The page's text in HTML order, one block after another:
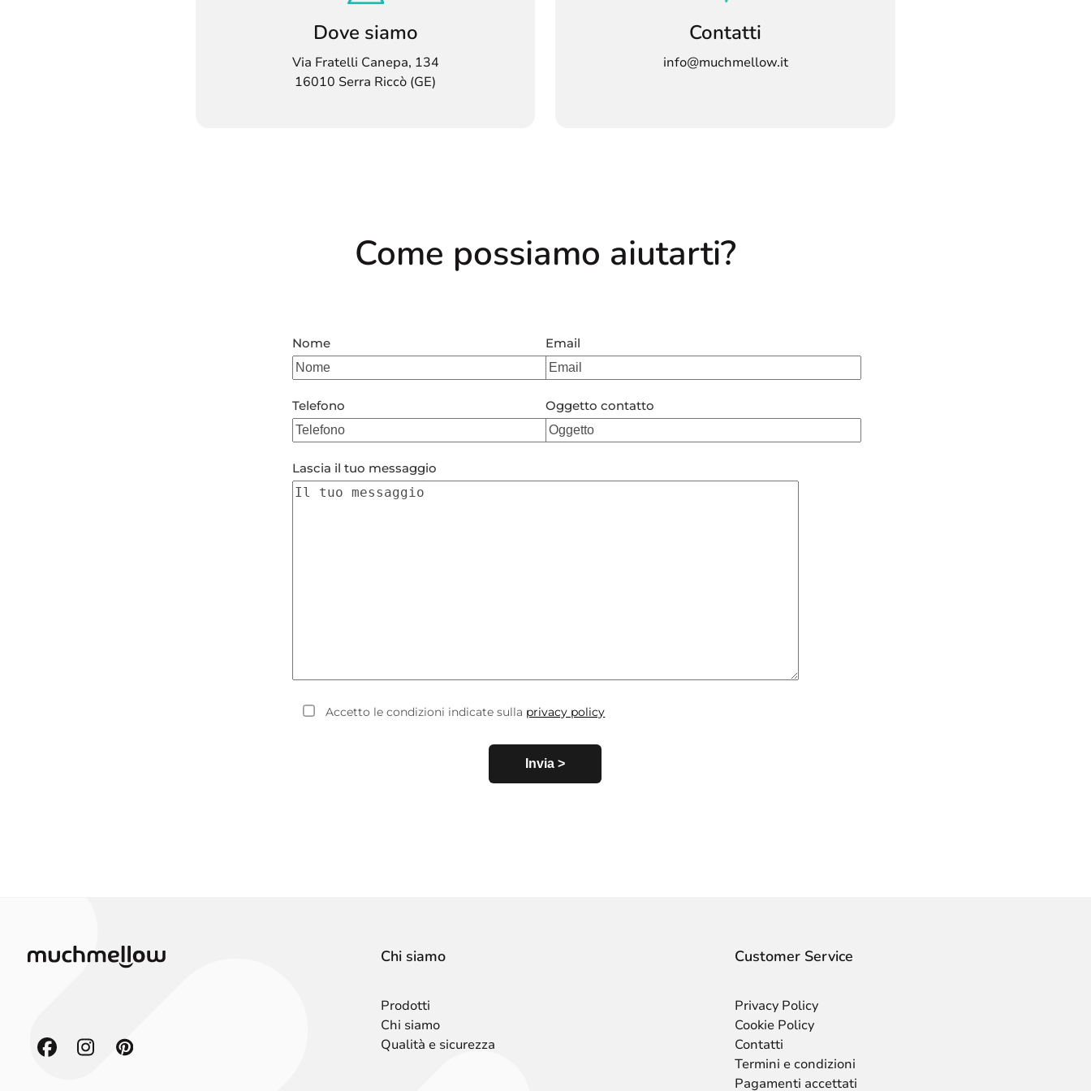
Dove siamo
Via Fratelli Canepa, 134
16010 Serra Riccò (GE)
Contatti
info@muchmellow.it
Come possiamo aiutarti?
Nome Email
Telefono Oggetto contatto
Lascia il tuo messaggio
Accetto le condizioni indicate sulla privacy policy
Facebook
Instagram
Pinterest
Chi siamo
Prodotti
Chi siamo
Qualità e sicurezza
Customer Service
Privacy Policy
Cookie Policy
Contatti
Termini e condizioni
Pagamenti accettati